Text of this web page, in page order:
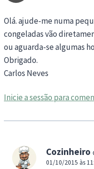
Olá. ajude-me numa
congeladas vão
ou aguarda-se algumas
Obrigado.
Carlos Neves
Inicie a sessão para
Cozinheiro
01/10/2015 às